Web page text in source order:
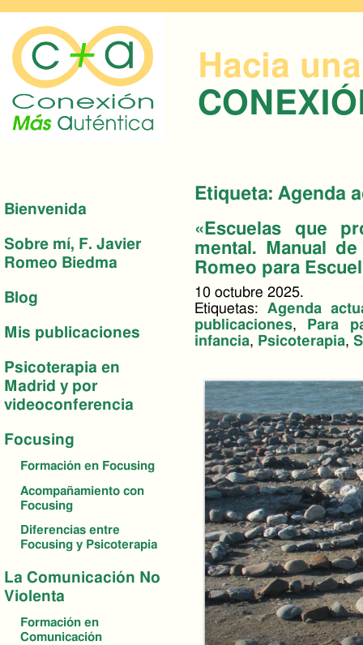
Hacia una
Bienvenida
Sobre mí, F. Javier
Romeo Biedma
Blog
Mis publicaciones
Psicoterapia en
Madrid y por
videoconferencia
Focusing
Formación en Focusing
Acompañamiento con
Focusing
Diferencias entre
Focusing y Psicoterapia
La Comunicación No
Violenta
Formación en
Comunicación
Etiqueta: Agenda
«Escuelas que
mental. Manual
Romeo para
10 octubre 2025.
Etiquetas: Agenda
publicaciones,
Para
infancia, Psicoterapia,